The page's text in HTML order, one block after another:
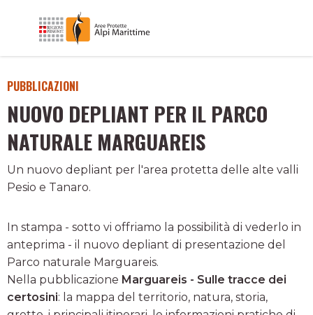
PUBBLICAZIONI
NUOVO DEPLIANT PER IL PARCO
NATURALE MARGUAREIS
Un nuovo depliant per l'area protetta delle alte valli
Pesio e Tanaro.
In stampa - sotto vi offriamo la possibilità di vederlo in
anteprima - il nuovo depliant di presentazione del
Parco naturale Marguareis.
Nella pubblicazione Marguareis - Sulle tracce dei
certosini: la mappa del territorio, natura, storia,